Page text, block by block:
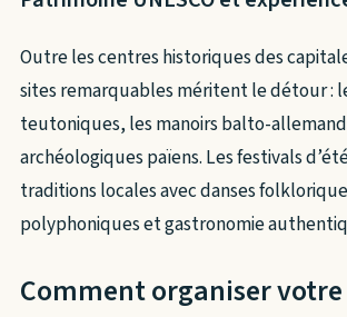
Outre les centres historiques des
sites remarquables méritent le détour :
teutoniques, les manoirs balto-
archéologiques païens. Les festivals
traditions locales avec danses
polyphoniques et gastronomie
Comment organiser